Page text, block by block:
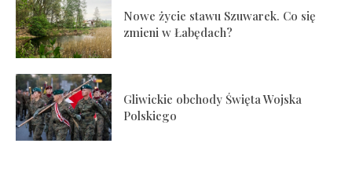
Nowe życie stawu Szuwarek. Co się
zmieni w Łabędach?
Gliwickie obchody Święta Wojska
Polskiego